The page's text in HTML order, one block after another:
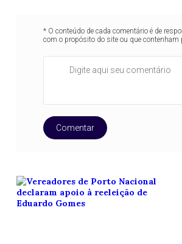
* O conteúdo de cada comentário é de
com o propósito do site ou que contenham
Comentar